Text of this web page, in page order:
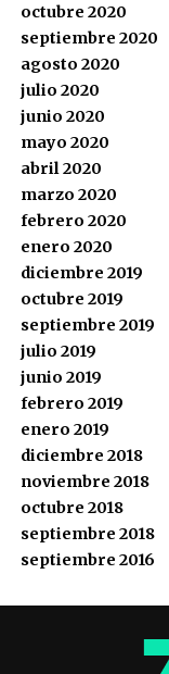
octubre 2020
septiembre 2020
agosto 2020
julio 2020
junio 2020
mayo 2020
abril 2020
marzo 2020
febrero 2020
enero 2020
diciembre 2019
octubre 2019
septiembre 2019
julio 2019
junio 2019
febrero 2019
enero 2019
diciembre 2018
noviembre 2018
octubre 2018
septiembre 2018
septiembre 2016